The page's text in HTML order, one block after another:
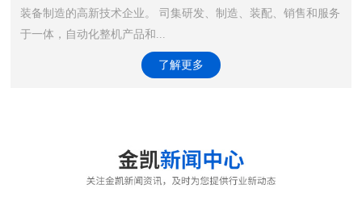
装备制造的高新技术企业。 司集研发、制造、装配、销售和服务
于一体，自动化整机产品和...
了解更多